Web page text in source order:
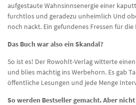
aufgestaute Wahnsinnsenergie einer
furchtlos und geradezu unheimlich Und
noch nackt. Ein gefundenes Fressen für die
Das Buch war also ein Skandal?
So ist es! Der Rowohlt-Verlag witterte
und blies mächtig ins Werbehorn. Es gab
öffentliche Lesungen und jede Menge
So werden Bestseller gemacht. Aber